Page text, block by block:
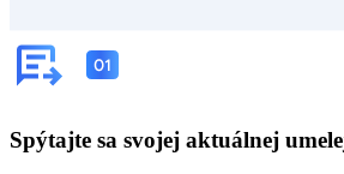
Spýtajte sa svojej aktuálnej